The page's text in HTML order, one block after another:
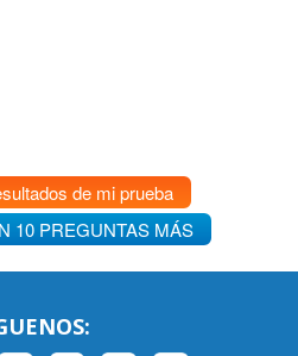
de mi prueba
10 PREGUNTAS MÁS